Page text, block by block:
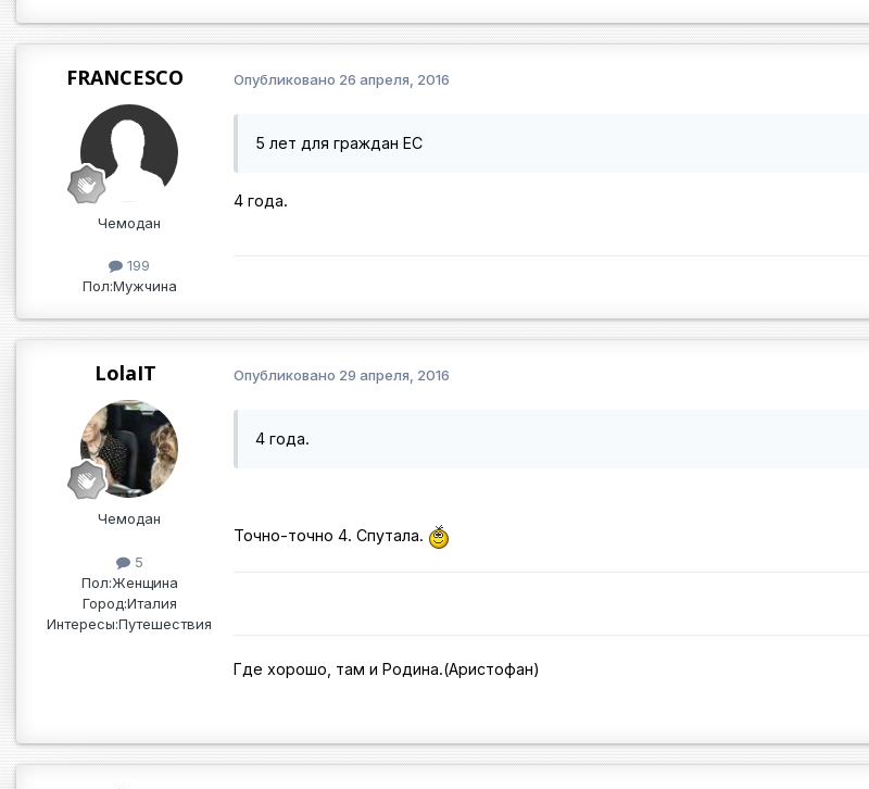
FRANCESCO
Чемодан
199
Пол:Мужчина
Опубликовано 26 апреля, 2016
5 лет для граждан ЕС
4 года.
LolaIT
Чемодан
5
Пол:Женщина
Город:Италия
Интересы:Путешествия
Опубликовано 29 апреля, 2016
4 года.
Точно-точно 4. Спутала.
Где хорошо, там и Родина.(Аристофан)